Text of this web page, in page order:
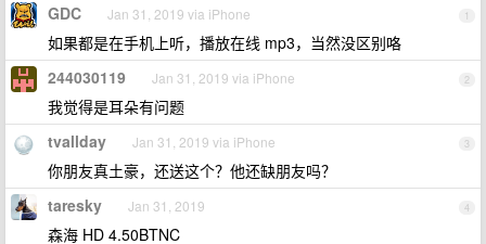
1
GDC Jan 31, 2019 via iPhone
如果都是在手机上听，播放在线 mp3，当然没区别咯
2
244030119 Jan 31, 2019 via iPhone
我觉得是耳朵有问题
3
tvallday Jan 31, 2019 via iPhone
你朋友真土豪，还送这个？他还缺朋友吗？
4
taresky Jan 31, 2019
森海 HD 4.50BTNC